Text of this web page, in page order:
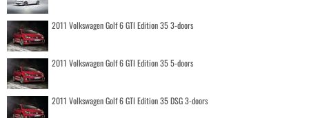
2011 Volkswagen Golf 6 GTI Edition 35 3-doors
2011 Volkswagen Golf 6 GTI Edition 35 5-doors
2011 Volkswagen Golf 6 GTI Edition 35 DSG 3-doors